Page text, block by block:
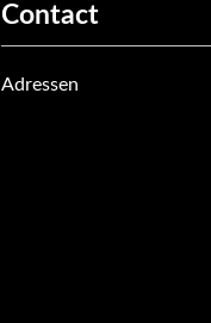
Contact
Adressen